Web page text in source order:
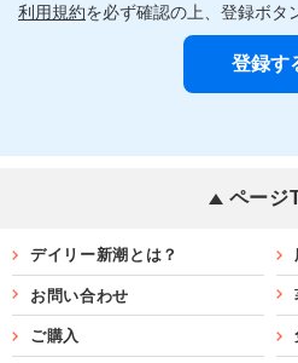
利用規約を必ず確認の上、登録ボタ
ページ
デイリー新潮とは？
お問い合わせ
ご購入